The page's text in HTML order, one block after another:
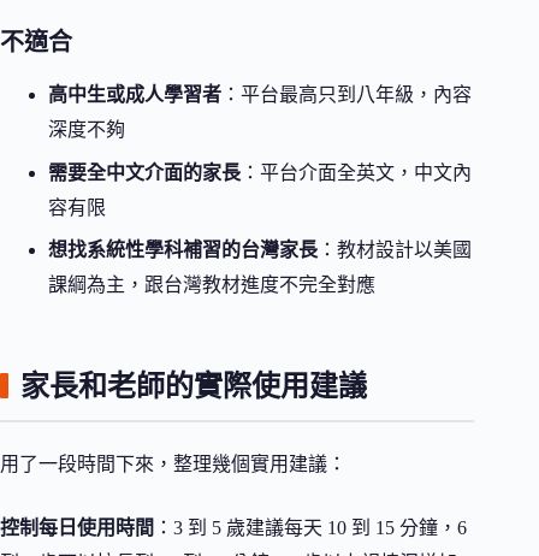
不適合
高中生或成人學習者 ：平台最高只到八年級，內容
深度不夠
需要全中文介面的家長 ：平台介面全英文，中文內
容有限
想找系統性學科補習的台灣家長 ：教材設計以美國
課綱為主，跟台灣教材進度不完全對應
家長和老師的實際使用建議
用了一段時間下來，整理幾個實用建議：
控制每日使用時間 ：3 到 5 歲建議每天 10 到 15 分鐘，6